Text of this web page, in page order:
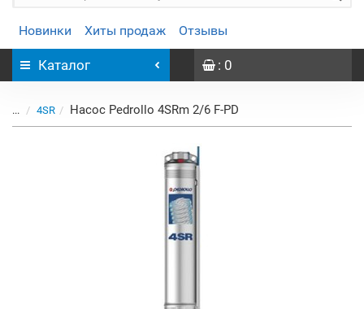
Новинки Хиты продаж Отзывы
Каталог : 0
... 4SR Насос Pedrollo 4SRm 2/6 F-PD